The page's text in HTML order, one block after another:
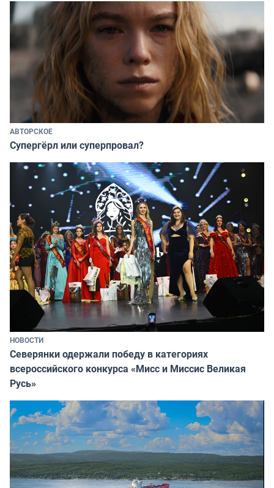
АВТОРСКОЕ
Супергёрл или суперпровал?
НОВОСТИ
Северянки одержали победу в категориях
всероссийского конкурса «Мисс и Миссис Великая
Русь»